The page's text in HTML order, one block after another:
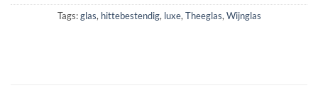
Tags:glas, hittebestendig, luxe, Theeglas, Wijnglas